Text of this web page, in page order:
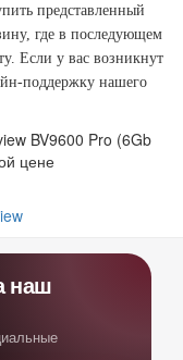
представленный
где в последующем
Если у вас возникнут
поддержку нашего
наш